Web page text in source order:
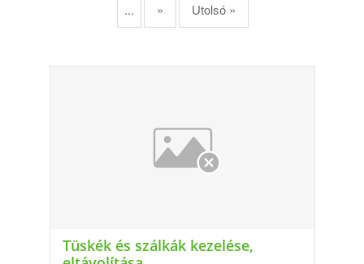
... » Utolsó »
Tüskék és szálkák kezelése,